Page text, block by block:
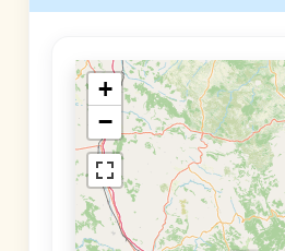
+
−